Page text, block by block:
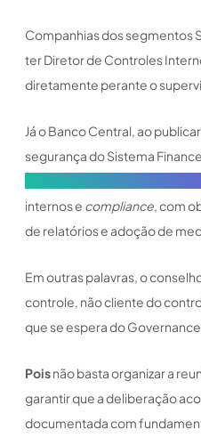
Companhias dos segmentos
ter Diretor de Controles
diretamente perante o
Já o Banco Central, ao
segurança do Sistema
internos e compliance, com
de relatórios e adoção de
Em outras palavras, o
controle, não cliente do
que se espera do
Poisnão basta organizar a
garantir que a deliberação
documentada com